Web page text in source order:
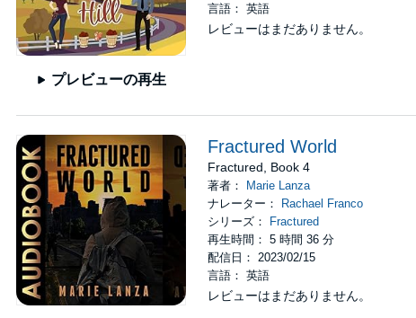
プレビューの再生
言語： 英語
レビューはまだありません。
Fractured World
Fractured, Book 4
著者：
Marie Lanza
ナレーター：
Rachael Franco
シリーズ：
Fractured
再生時間： 5 時間 36 分
配信日： 2023/02/15
言語： 英語
レビューはまだありません。